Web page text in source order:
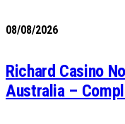
08/08/2026
Richard Casino
Australia –